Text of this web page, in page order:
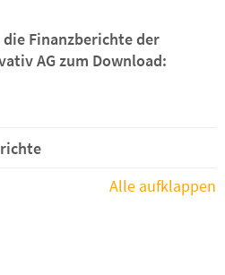
Finanzberichte der
AG zum Download:
Alle aufklappen